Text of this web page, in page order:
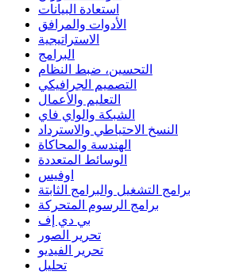
استعادة البيانات
الأدوات والمرافق
الاستراتيجية
البرامج
التحسين، ضبط النظام
التصميم الجرافيكي
التعليم والأعمال
الشبكة والواي فاي
النسخ الاحتياطي والاسترداد
الهندسة والمحاكاة
الوسائط المتعددة
اوفيس
برامج التشغيل والبرامج الثابتة
برامج الرسوم المتحركة
بي دي إف
تحرير الصور
تحرير الفيديو
تحليل